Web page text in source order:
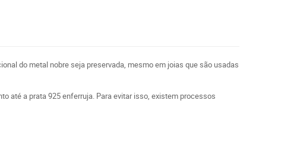
do metal nobre seja preservada, mesmo em joias que são usadas
até a prata 925 enferruja. Para evitar isso, existem processos